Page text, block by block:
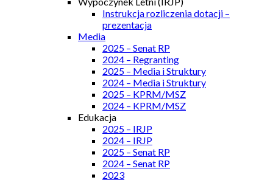
Instrukcja rozliczenia dotacji –
prezentacja
Media
2025 – Senat RP
2024 – Regranting
2025 – Media i Struktury
2024 – Media i Struktury
2025 – KPRM/MSZ
2024 – KPRM/MSZ
Edukacja
2025 – IRJP
2024 – IRJP
2025 – Senat RP
2024 – Senat RP
2023